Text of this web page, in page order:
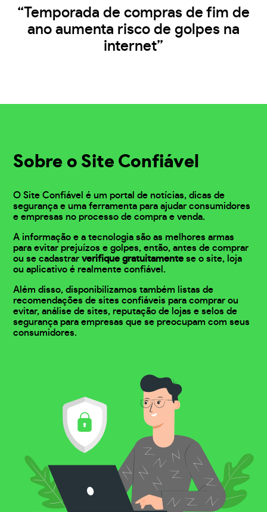
“Temporada de compras de fim de
ano aumenta risco de golpes na
internet”
Sobre o Site Confiável
O Site Confiável é um portal de notícias, dicas de
segurança e uma ferramenta para ajudar consumidores
e empresas no processo de compra e venda.
A informação e a tecnologia são as melhores armas
para evitar prejuízos e golpes, então, antes de comprar
ou se cadastrarverifique gratuitamente se o site, loja
ou aplicativo é realmente confiável.
Além disso, disponibilizamos também listas de
recomendações de sites confiáveis para comprar ou
evitar, análise de sites, reputação de lojas e selos de
segurança para empresas que se preocupam com seus
consumidores.